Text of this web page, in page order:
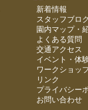
新着情報
スタッフブロ
園内マップ・
よくある質問
交通アクセス
イベント・体
ワークショッ
リンク
プライバシー
お問い合わせ